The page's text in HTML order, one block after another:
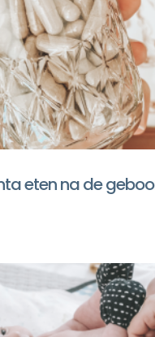
eten na de